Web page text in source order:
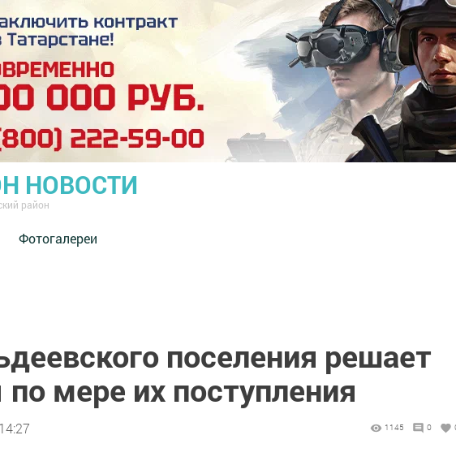
НОВОСТИ
район
Фотогалереи
поселения решает
мере их поступления
1145 0